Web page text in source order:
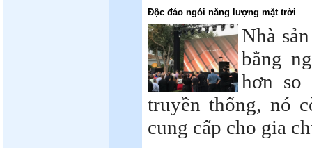
Độc đáo ngói năng lượng mặt trời
Nhà
bằng
hơn
truyền thống, nó
cung cấp cho gia